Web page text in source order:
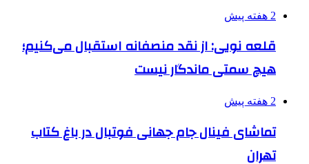
2 هفته پیش
قلعه نویی: از نقد منصفانه استقبال می‌کنیم؛
هیچ سمتی ماندگار نیست
2 هفته پیش
تماشای فینال جام جهانی فوتبال در باغ کتاب
تهران